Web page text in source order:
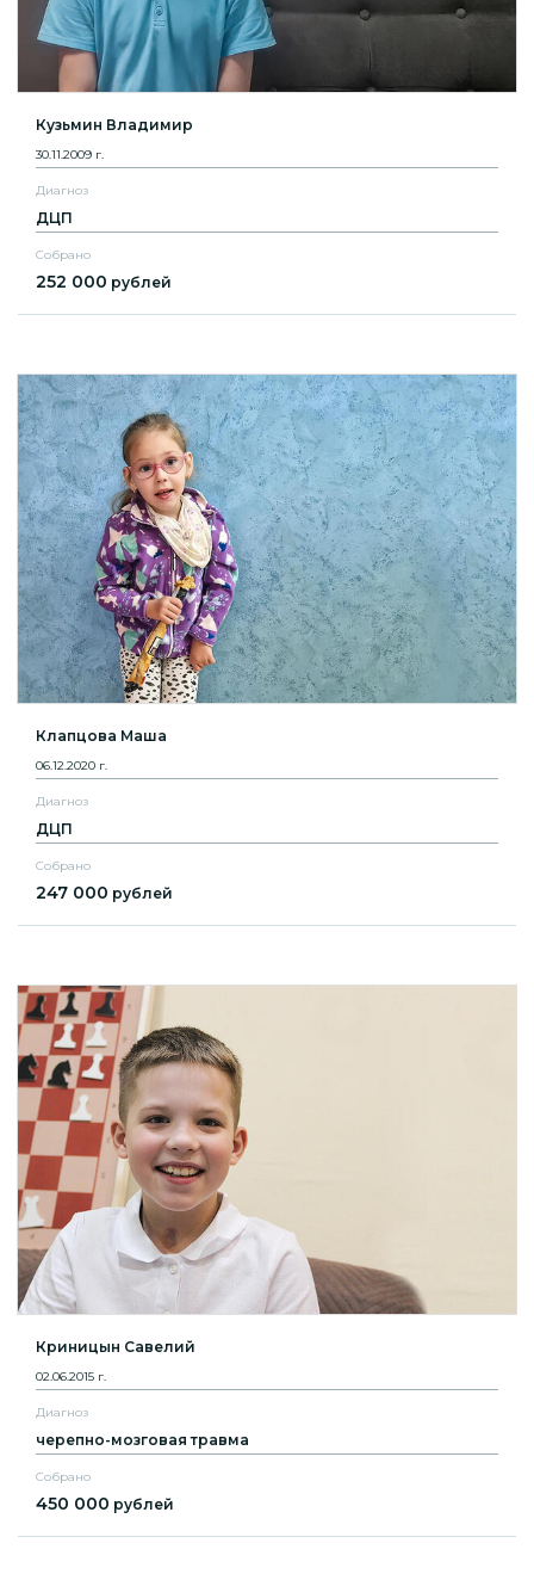
Кузьмин Владимир
30.11.2009 г.
Диагноз
ДЦП
Собрано
252 000 рублей
Клапцова Маша
06.12.2020 г.
Диагноз
ДЦП
Собрано
247 000 рублей
Криницын Савелий
02.06.2015 г.
Диагноз
черепно-мозговая травма
Собрано
450 000 рублей